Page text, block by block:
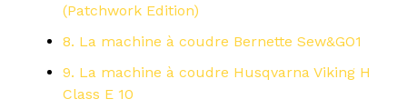
(Patchwork Edition)
8. La machine à coudre Bernette Sew&GO1
9. La machine à coudre Husqvarna Viking H
Class E 10